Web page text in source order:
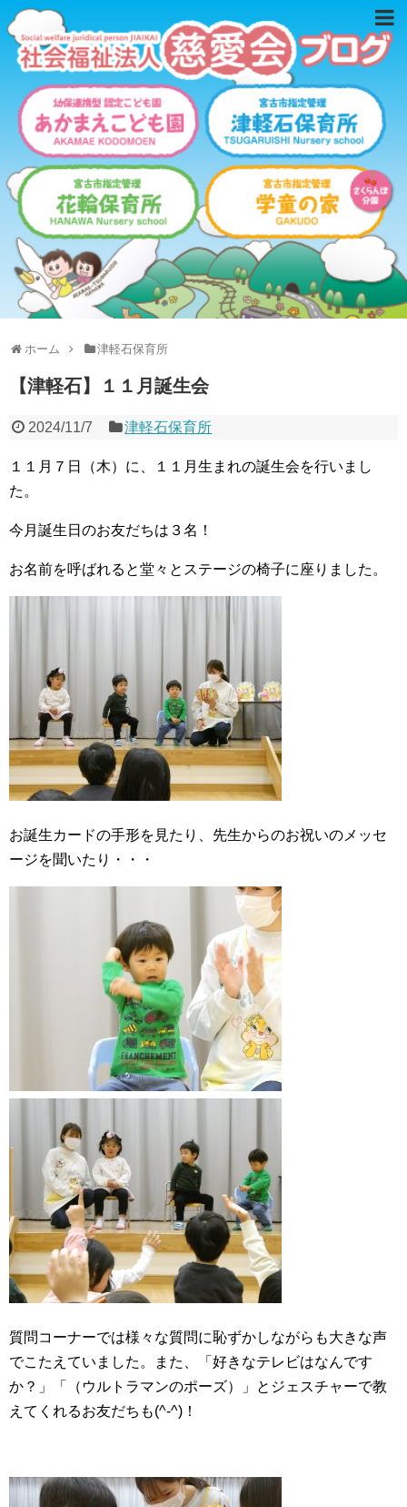
ホーム 津軽石保育所
【津軽石】１１月誕生会
2024/11/7 津軽石保育所
１１月７日（木）に、１１月生まれの誕生会を行いまし
た。
今月誕生日のお友だちは３名！
お名前を呼ばれると堂々とステージの椅子に座りました。
お誕生カードの手形を見たり、先生からのお祝いのメッセ
ージを聞いたり・・・
質問コーナーでは様々な質問に恥ずかしながらも大きな声
でこたえていました。また、「好きなテレビはなんです
か？」「（ウルトラマンのポーズ）」とジェスチャーで教
えてくれるお友だちも(^-^)！